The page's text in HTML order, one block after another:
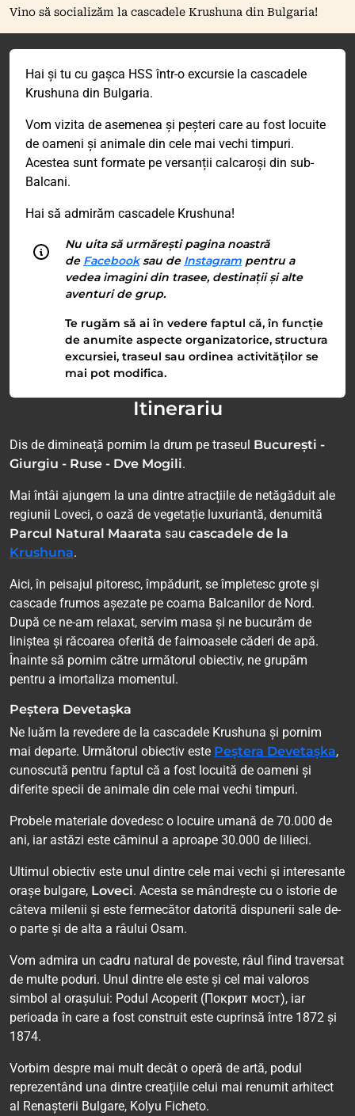
Vino să socializăm la cascadele Krushuna din Bulgaria!
Hai și tu cu gașca HSS într-o excursie la cascadele
Krushuna din Bulgaria.
Vom vizita de asemenea și peșteri care au fost locuite
de oameni și animale din cele mai vechi timpuri.
Acestea sunt formate pe versanții calcaroși din sub-
Balcani.
Hai să admirăm cascadele Krushuna!
Nu uita să urmărești pagina noastră
de Facebooksau de Instagram pentru a
vedea imagini din trasee, destinații și alte
aventuri de grup.
Te rugăm să ai în vedere faptul că, în funcție
de anumite aspecte organizatorice, structura
excursiei, traseul sau ordinea activităților se
mai pot modifica.
Itinerariu
Dis de dimineață pornim la drum pe traseul București -
Giurgiu - Ruse - Dve Mogili.
Mai întâi ajungem la una dintre atracțiile de netăgăduit ale
regiunii Loveci, o oază de vegetație luxuriantă, denumită
Parcul Natural Maarata sau cascadele de la
Krushuna.
Aici, în peisajul pitoresc, împădurit, se împletesc grote și
cascade frumos așezate pe coama Balcanilor de Nord.
După ce ne-am relaxat, servim masa și ne bucurăm de
liniștea și răcoarea oferită de faimoasele căderi de apă.
Înainte să pornim către următorul obiectiv, ne grupăm
pentru a imortaliza momentul.
Peștera Devetașka
Ne luăm la revedere de la cascadele Krushuna și pornim
mai departe. Următorul obiectiv este Peștera Devetașka,
cunoscută pentru faptul că a fost locuită de oameni și
diferite specii de animale din cele mai vechi timpuri.
Probele materiale dovedesc o locuire umană de 70.000 de
ani, iar astăzi este căminul a aproape 30.000 de lilieci.
Ultimul obiectiv este unul dintre cele mai vechi și interesante
orașe bulgare, Loveci. Acesta se mândrește cu o istorie de
câteva milenii și este fermecător datorită dispunerii sale de-
o parte și de alta a râului Osam.
Vom admira un cadru natural de poveste, râul fiind traversat
de multe poduri. Unul dintre ele este și cel mai valoros
simbol al orașului: Podul Acoperit (Покрит мост), iar
perioada în care a fost construit este cuprinsă între 1872 și
1874.
Vorbim despre mai mult decât o operă de artă, podul
reprezentând una dintre creațiile celui mai renumit arhitect
al Renașterii Bulgare, Kolyu Ficheto.